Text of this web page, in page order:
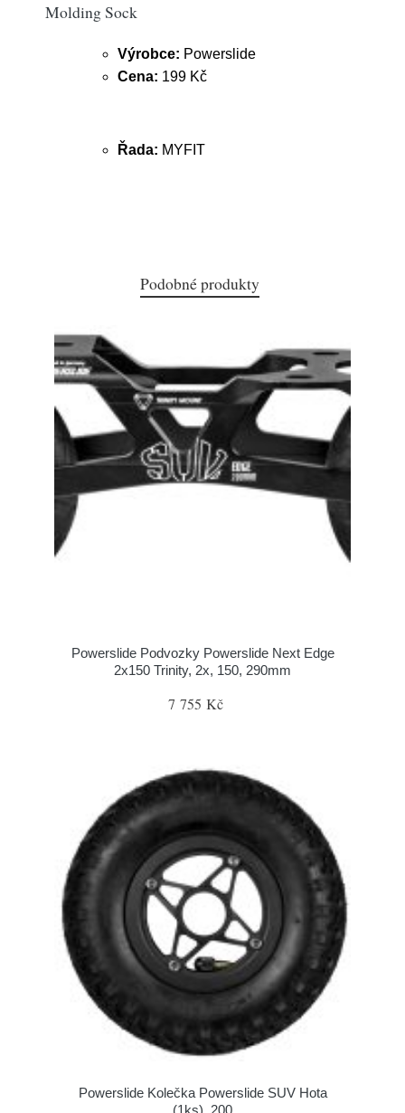
Molding Sock
Výrobce: Powerslide
Cena: 199 Kč
Řada: MYFIT
Podobné produkty
Powerslide Podvozky Powerslide Next Edge
2x150 Trinity, 2x, 150, 290mm
7 755 Kč
Powerslide Kolečka Powerslide SUV Hota
(1ks), 200